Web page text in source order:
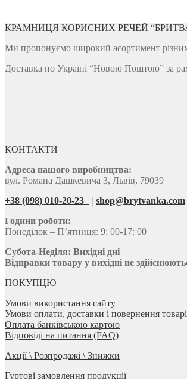
КРАМНИЦЯ КОРИСНИХ РЕЧЕЙ
Ми пропонуємо широкий асортимент різних
Доставка по Україні “Новою Поштою” за
КОНТАКТИ
Адреса нашого виробництва:
вул. Романа Дашкевича 3, Львів, 79039
+38 (098) 010-20-23
| shop@brytvanka.com
Години роботи:
Понеділок – П’ятниця: 9: 00-17: 00
Субота-Неділя: Вихідні дні
Відправки товару у вихідні не
ПОКУПЦЮ
Умови використання сайту
Умови оплати, доставки і повернення
Оплата банківською картою
Відповіді на питання (FAQ)
Акції \ Розпродажі \ Знижки
Гуртові замовлення продукції